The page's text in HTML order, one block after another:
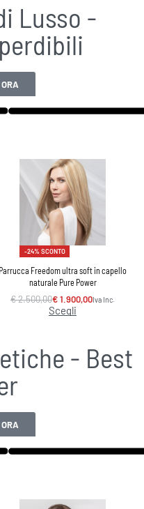
Lusso -
-22% SCONTO
Parrucca Cassandra
1.800,00 €1.400,00
Scegli
- Best